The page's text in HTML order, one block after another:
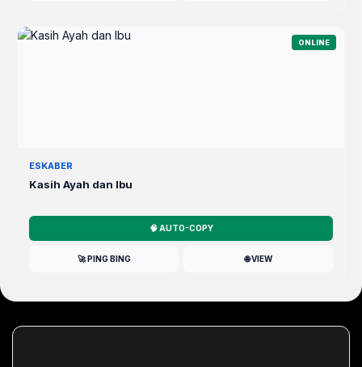
ONLINE
ESKABER
Kasih Ayah dan Ibu
🧠 AUTO-COPY
🚀 PING BING 🌐 VIEW